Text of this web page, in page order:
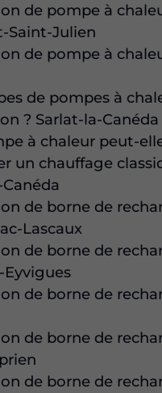
de pompe à
Saint-Julien
de pompe à
de pompes à
? Sarlat-la-Canéda
à chaleur peut-
un chauffage
de borne de
Lascaux
de borne de
Eyvigues
de borne de
de borne de
de borne de